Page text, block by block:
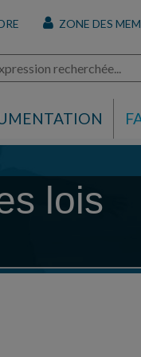
ZONE DES
lois